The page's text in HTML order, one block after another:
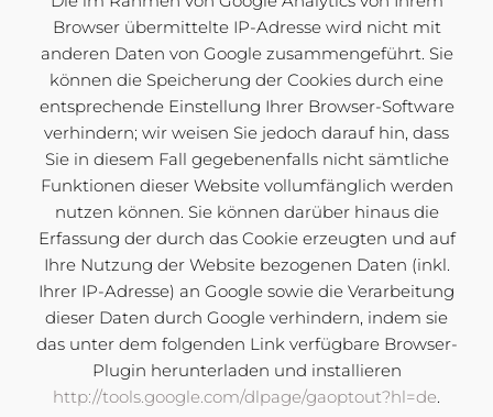
Browser übermittelte IP-Adresse wird nicht mit
anderen Daten von Google zusammengeführt. Sie
können die Speicherung der Cookies durch eine
entsprechende Einstellung Ihrer Browser-Software
verhindern; wir weisen Sie jedoch darauf hin, dass
Sie in diesem Fall gegebenenfalls nicht sämtliche
Funktionen dieser Website vollumfänglich werden
nutzen können. Sie können darüber hinaus die
Erfassung der durch das Cookie erzeugten und auf
Ihre Nutzung der Website bezogenen Daten (inkl.
Ihrer IP-Adresse) an Google sowie die Verarbeitung
dieser Daten durch Google verhindern, indem sie
das unter dem folgenden Link verfügbare Browser-
Plugin herunterladen und installieren
http://tools.google.com/dlpage/gaoptout?hl=de.